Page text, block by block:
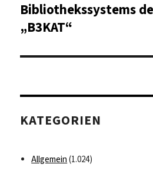
Beitrag:
Bibliothekssystems
„B3KAT“
KATEGORIEN
Allgemein (1.024)